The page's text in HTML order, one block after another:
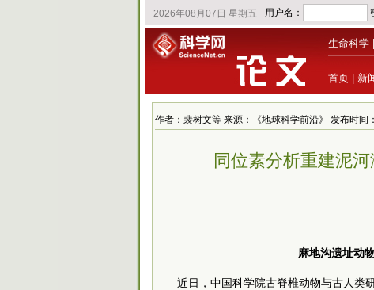
生命科学
首页 新
作者：裴树文等 来源：《地球科学前沿》 发布时间
同位素分析重建泥
麻地沟遗址动
近日，中国科学院古脊椎动物与古人类